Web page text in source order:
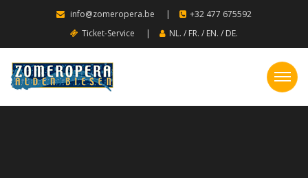
info@zomeropera.be |
+32 477 675592
Ticket-Service
| NL. / FR. / EN. / DE.